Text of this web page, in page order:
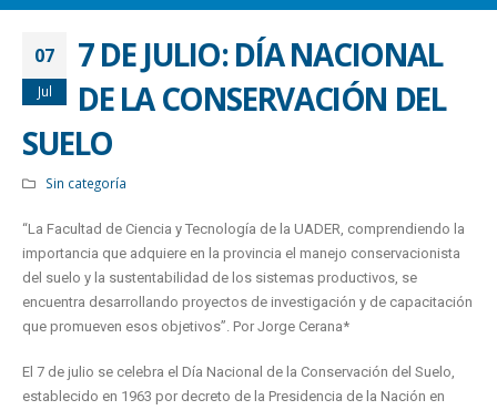
07
Jul
7 DE JULIO: DÍA NACIONAL
DE LA CONSERVACIÓN DEL
SUELO
Sin categoría
“La Facultad de Ciencia y Tecnología de la UADER, comprendiendo la
importancia que adquiere en la provincia el manejo conservacionista
del suelo y la sustentabilidad de los sistemas productivos, se
encuentra desarrollando proyectos de investigación y de capacitación
que promueven esos objetivos”. Por Jorge Cerana*
El 7 de julio se celebra el Día Nacional de la Conservación del Suelo,
establecido en 1963 por decreto de la Presidencia de la Nación en